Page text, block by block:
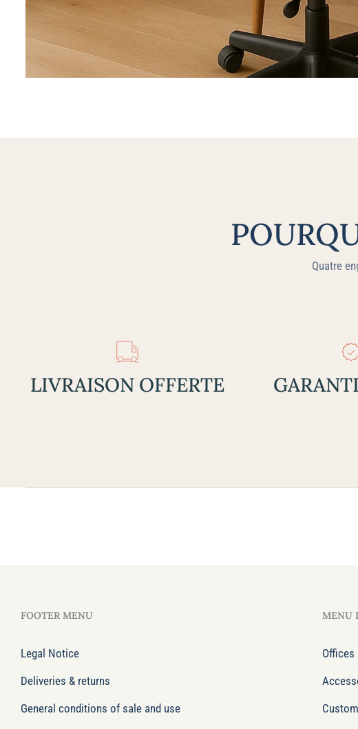
Quatre
LIVRAISON OFFERTE
FOOTER MENU
Legal Notice
Deliveries & returns
General conditions of sale and use
MENU
Offices